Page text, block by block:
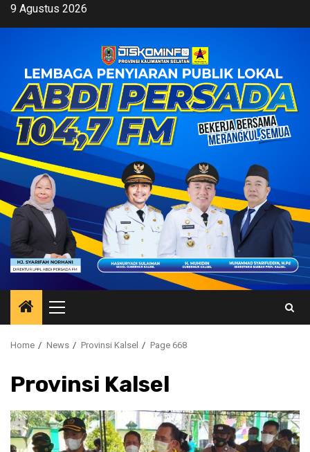
Skip9 Agustus 2026
Primary
Menu
Home News Provinsi Kalsel Page 668
Provinsi Kalsel